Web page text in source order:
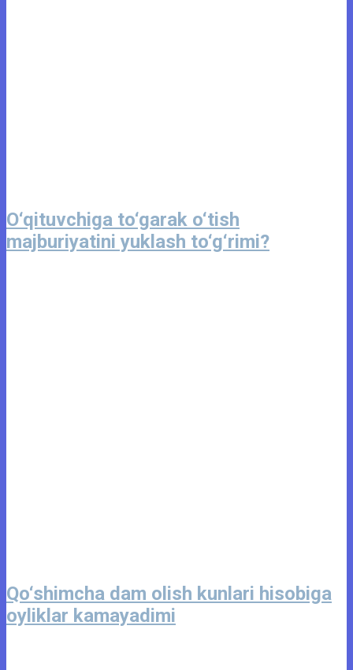
O‘qituvchiga to‘garak o‘tish
majburiyatini yuklash to‘g‘rimi?
Qo‘shimcha dam olish kunlari hisobiga
oyliklar kamayadimi